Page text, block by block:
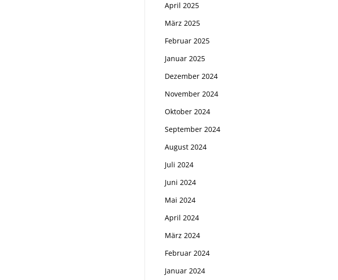
April 2025
März 2025
Februar 2025
Januar 2025
Dezember 2024
November 2024
Oktober 2024
September 2024
August 2024
Juli 2024
Juni 2024
Mai 2024
April 2024
März 2024
Februar 2024
Januar 2024